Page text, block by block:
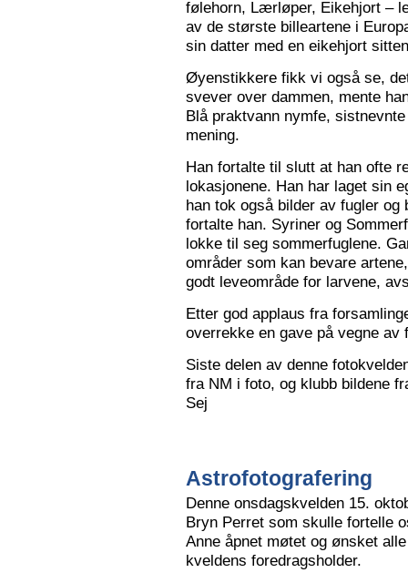
følehorn, Lærløper, Eikehjort –
av de største billeartene i
sin datter med en eikehjort
Øyenstikkere fikk vi også se,
svever over dammen, mente
Blå praktvann nymfe,
mening.
Han fortalte til slutt at han ofte
lokasjonene. Han har laget sin
han tok også bilder av fugler
fortalte han. Syriner og
lokke til seg sommerfuglene.
områder som kan bevare
godt leveområde for larvene,
Etter god applaus fra
overrekke en gave på vegne av
Siste delen av denne
fra NM i foto, og klubb bildene
Sej
Astrofotografering
Denne onsdagskvelden 15.
Bryn Perret som skulle fortelle
Anne åpnet møtet og ønsket
kveldens foredragsholder.